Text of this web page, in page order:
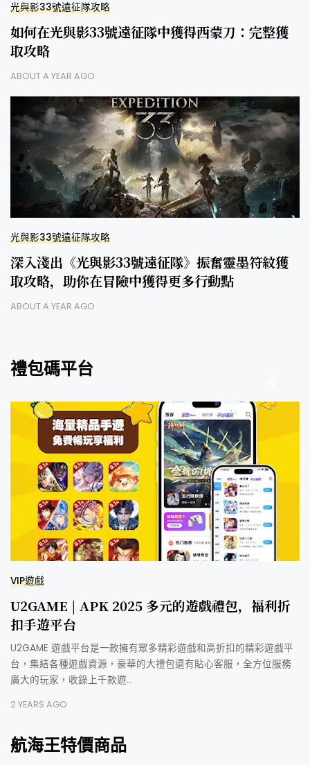
光與影33號遠征隊攻略
如何在光與影33號遠征隊中獲得西蒙刀：完整獲
取攻略
ABOUT A YEAR AGO
光與影33號遠征隊攻略
深入淺出《光與影33號遠征隊》振奮靈墨符紋獲
取攻略，助你在冒險中獲得更多行動點
ABOUT A YEAR AGO
禮包碼平台
VIP遊戲
U2GAME | APK 2025 多元的遊戲禮包，福利折
扣手遊平台
U2GAME 遊戲平台是一款擁有眾多精彩遊戲和高折扣的精彩遊戲平
台，集結各種遊戲資源，豪華的大禮包還有貼心客服，全方位服務
廣大的玩家，收錄上千款遊…
2 YEARS AGO
航海王特價商品